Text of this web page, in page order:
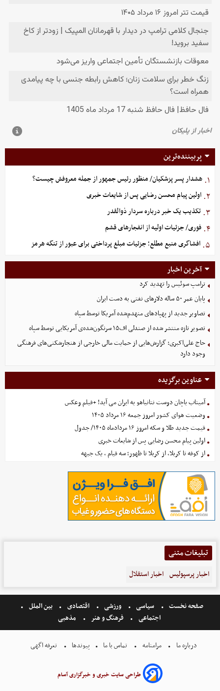
پربیننده‌ترین
۱. هشدار پسر پزشکیان/ منظور رئیس جمهور از جمله معروفش چیست؟
۲. اولین پیام محسن رضایی پس از شایعات خبری
۳. تکذیب یک خبر درباره سردار ذوالقدر
۴. فوری/ جزئیات اولیه از انفجارهای قشم
۵. افشاگری منبع مطلع؛ جزئیات مبلغ پرداختی برای عبور از تنگه هرمز
آخرین اخبار
ترامپ سوئیس را تهدید کرد
پایان عمر ۵۰ ساله دلارهای نفتی به دست ایران
تصاویر جدید از پهپادهای منهدم‌شده آمریکا توسط سپاه
تصویر تازه منتشر شده از صندلی اف۱۵ سرنگون‌شده‌ی آمریکایی توسط سپاه
حاج علی‌اکبری: گزارش‌هایی از حمایت مالی خارجی از هنجارشکنی‌های فرهنگی
وجود دارد
عناوین برگزیده
آمیتاب باچان دوست نتانیاهو به ایران می آید! +فیلم وعکس
وضعیت هوای کشور امروز جمعه ۱۶ مرداد ۱۴۰۵
قیمت جدید طلا و سکه امروز ۱۶ مردادماه ۱۴۰۵/ جدول
اولین پیام محسن رضایی پس از شایعات خبری
از کوفه تا کربلا، از کربلا تا ظهور؛ سه قیام ، یک جبهه
تبلیغات متنی
اخبار پرسپولیس اخبار استقلال
صفحه نخست سیاسی ورزشی اقتصادی
بین الملل
اجتماعی
فرهنگ و هنر مذهبی
درباره ما مرامنامه تماس با ما پیوندها تعرفه اگهی
طراحی سایت خبری و خبرگزاری آسام